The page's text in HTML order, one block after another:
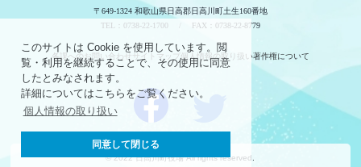
このサイトは Cookie を使用しています。閲
覧・利用を継続することで、その使用に同意
したとみなされます。
詳細についてはこちらをご覧ください。
個人情報の取り扱い
同意して閉じる
〒649-1324 和歌山県日高郡日高川町土生160番地
TEL：0738-22-1700 / FAX：0738-22-8779
各課へのお問い合わせ サイトマップ個人情報の取り扱い著作権について
© 2022 日高川町役場 All rights reserved.